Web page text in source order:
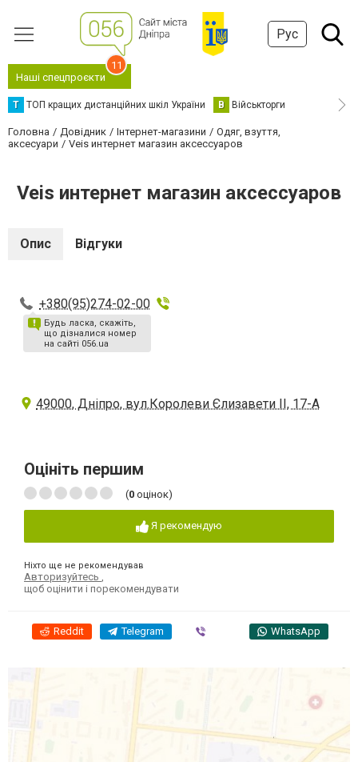
Рус
Наші спецпроєкти
11
Т ТОП кращих дистанційних шкіл України В Військторги
Головна Довідник Інтернет-магазини
Одяг, взуття,
аксесуари
Veis интернет магазин аксессуаров
Veis интернет магазин аксессуаров
Опис Відгуки
+380(95)274-02-00
Будь ласка, скажіть,
що дізналися номер
на сайті 056.ua
49000, Дніпро, вул.Королеви Єлизавети ІІ, 17-А
Оцініть першим
(0 оцінок)
Я рекомендую
Ніхто ще не рекомендував
Авторизуйтесь
щоб оцінити і порекомендувати
Reddit Telegram WhatsApp